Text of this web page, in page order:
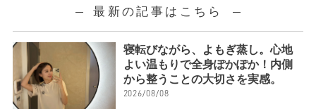
最新の記事はこちら
寝転びながら、よもぎ蒸し。心地
よい温もりで全身ぽかぽか！内側
から整うことの大切さを実感。
2026/08/08